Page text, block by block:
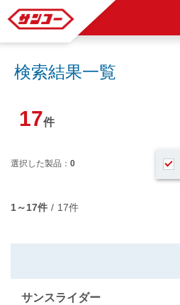
検索結果一覧
17件
選択した製品： 0
1～17件 / 17件
サンスライダー